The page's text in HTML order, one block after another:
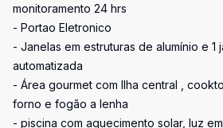
monitoramento 24 hrs
- Portao Eletronico
- Janelas em estruturas de alumínio e 1
automatizada
- Área gourmet com Ilha central ,
forno e fogão a lenha
- piscina com aquecimento solar, luz